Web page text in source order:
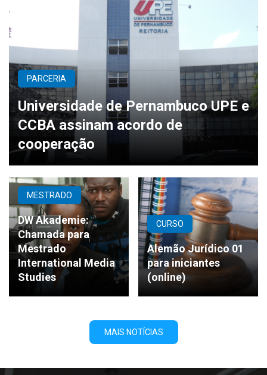
PARCERIA
Universidade de Pernambuco UPE e
CCBA assinam acordo de
cooperação
MESTRADO
DW Akademie:
Chamada para
Mestrado
International Media
Studies
CURSO
Alemão Jurídico 01
para iniciantes
(online)
MAIS NOTÍCIAS